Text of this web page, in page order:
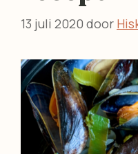
13 juli 2020 door